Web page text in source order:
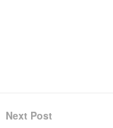
Next Post